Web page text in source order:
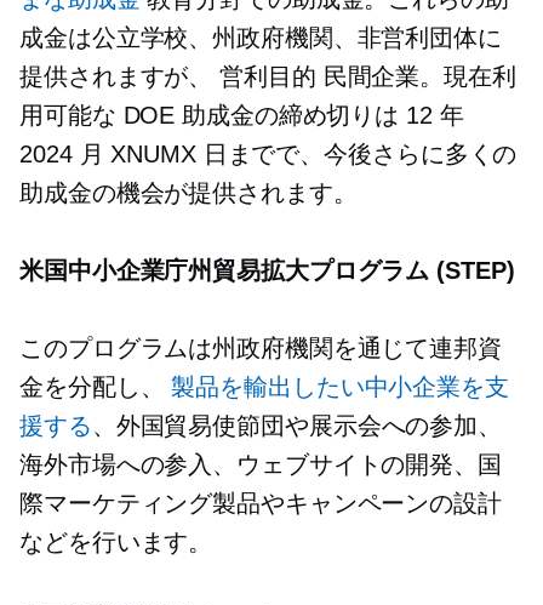
成金は公立学校、州政府機関、非営利団体に
提供されますが、営利目的 民間企業。現在利
用可能な DOE 助成金の締め切りは 12 年
2024 月 XNUMX 日までで、今後さらに多くの
助成金の機会が提供されます。
米国中小企業庁州貿易拡大プログラム (STEP)
このプログラムは州政府機関を通じて連邦資
金を分配し、製品を輸出したい中小企業を支
援する、外国貿易使節団や展示会への参加、
海外市場への参入、ウェブサイトの開発、国
際マーケティング製品やキャンペーンの設計
などを行います。